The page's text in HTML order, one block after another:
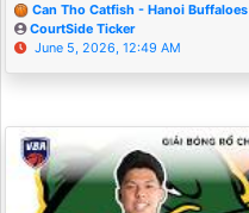
Can Tho Catfish - Hanoi Buffaloes
CourtSide Ticker
June 5, 2026, 12:49 AM